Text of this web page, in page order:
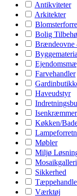
Antikviteter
Arkitekter
Bolig
Brændeovne
Farvehandler
Haveudstyr
Isenkræmmer
Køkken/
Møbler
Miljø
Mosaikgalleri
Sikkerhed
Værktøj